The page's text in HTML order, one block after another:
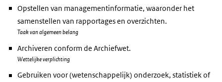
Opstellen van managementinformatie, waaronder het
samenstellen van rapportages en overzichten.
Taak van algemeen belang
Archiveren conform de Archiefwet.
Wettelijke verplichting
Gebruiken voor (wetenschappelijk) onderzoek, statistiek of